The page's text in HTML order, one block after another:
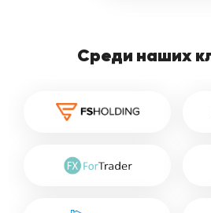
Среди наших